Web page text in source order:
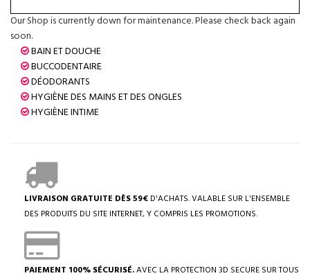
Our Shop is currently down for maintenance. Please check back again
soon.
BAIN ET DOUCHE
BUCCODENTAIRE
DÉODORANTS
HYGIÈNE DES MAINS ET DES ONGLES
HYGIÈNE INTIME
LIVRAISON GRATUITE DÈS 59€ D'ACHATS. VALABLE SUR L'ENSEMBLE
DES PRODUITS DU SITE INTERNET, Y COMPRIS LES PROMOTIONS.
PAIEMENT 100% SÉCURISÉ.AVEC LA PROTECTION 3D SECURE SUR TOUS